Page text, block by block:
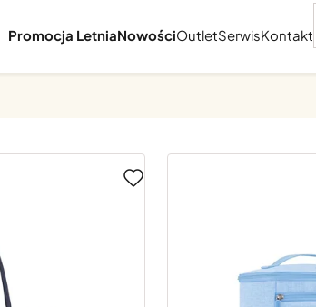
Promocja LetniaNowościOutletSerwisKontakt